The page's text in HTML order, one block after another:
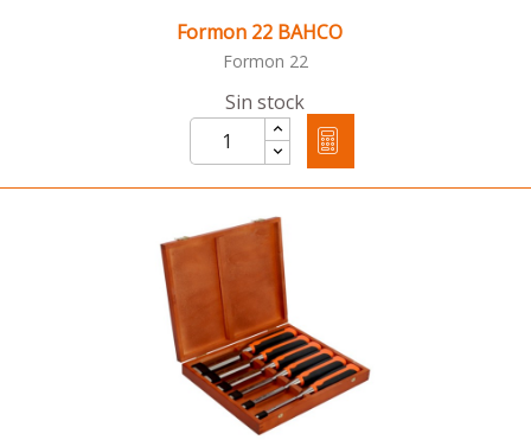
Formon 22 BAHCO
Formon 22
Sin stock